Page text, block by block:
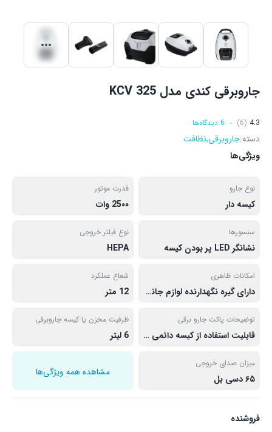
جاروبرقی کندی مدل KCV 325
4.3
(6) 6 دیدگاه‌ها
دسته:جاروبرقی,نظافت
ویژگی‌ها
نوع جارو
کیسه‌ دار
قدرت موتور
25۰۰ وات
سنسورها
نشانگر LED پر بودن کیسه
نوع فیلتر خروجی
HEPA
امکانات ظاهری
دارای گیره نگهدارنده لوازم جانبی
شعاع عملکرد
12 متر
توضیحات پاکت جارو برقی
قابلیت استفاده از کیسه دائمی قابل شستشو و یا یکبار مصرف
ظرفیت مخزن یا کیسه جاروبرقی
6 لیتر
میزان صدای خروجی
۶۵ دسی بل
مشاهده همه ویژگی‌ها
فروشنده